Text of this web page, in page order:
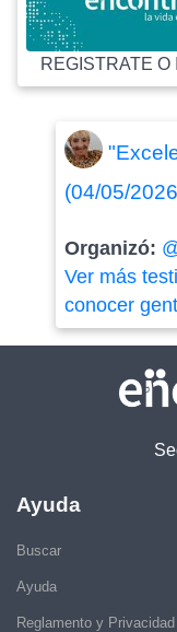
REGISTRATE O
(04/05/
Organizó:
Ver más
conocer
Ayuda
Buscar
Ayuda
Reglamento y Privacidad